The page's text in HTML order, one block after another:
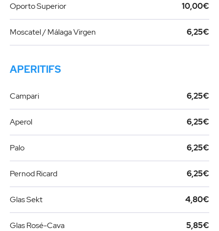
Oporto Superior 10,00€
Moscatel / Málaga Virgen 6,25€
APERITIFS
Campari 6,25€
Aperol 6,25€
Palo 6,25€
Pernod Ricard 6,25€
Glas Sekt 4,80€
Glas Rosé-Cava 5,85€